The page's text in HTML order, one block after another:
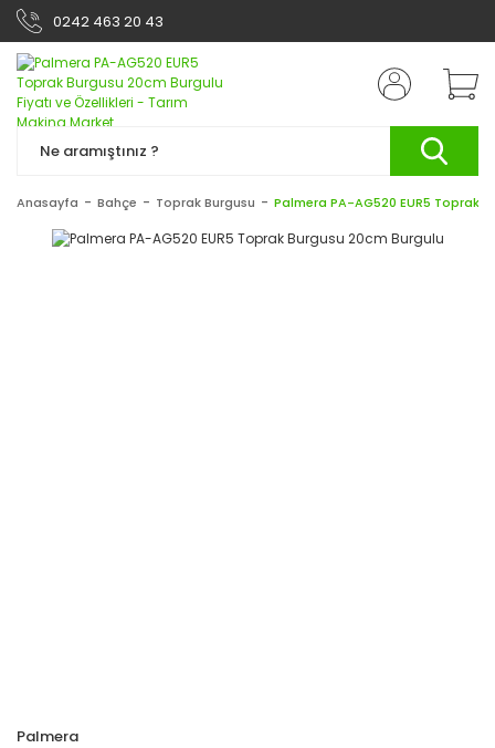
0242 463 20 43
Anasayfa Bahçe Toprak Burgusu Palmera PA-AG520 EUR5 Toprak
Palmera